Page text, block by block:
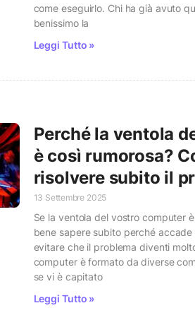
come eseguirlo. Chi ha già avuto
benissimo la
Leggi Tutto »
Perché la ventola
è così rumorosa?
risolvere subito il
13 Settembre 2025
Se la ventola del vostro computer
bene sapere subito perché
evitare che il problema diventi
computer è formato da diverse
se vi è capitato
Leggi Tutto »